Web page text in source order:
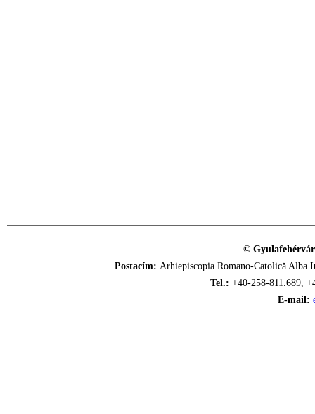
©
Postacím: Arhiepiscopia Romano-Catolică
Tel.: +40-258-811.689,
E-mail: